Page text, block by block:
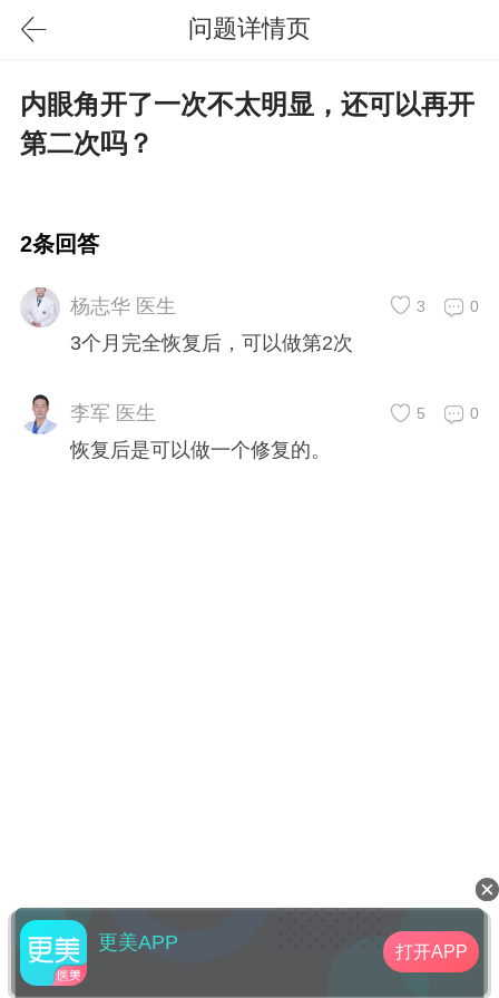
问题详情页
内眼角开了一次不太明显，还可以再开
第二次吗？
2条回答
杨志华 医生 0
3
3个月完全恢复后，可以做第2次
李军 医生 0
5
恢复后是可以做一个修复的。
更美APP 打开APP